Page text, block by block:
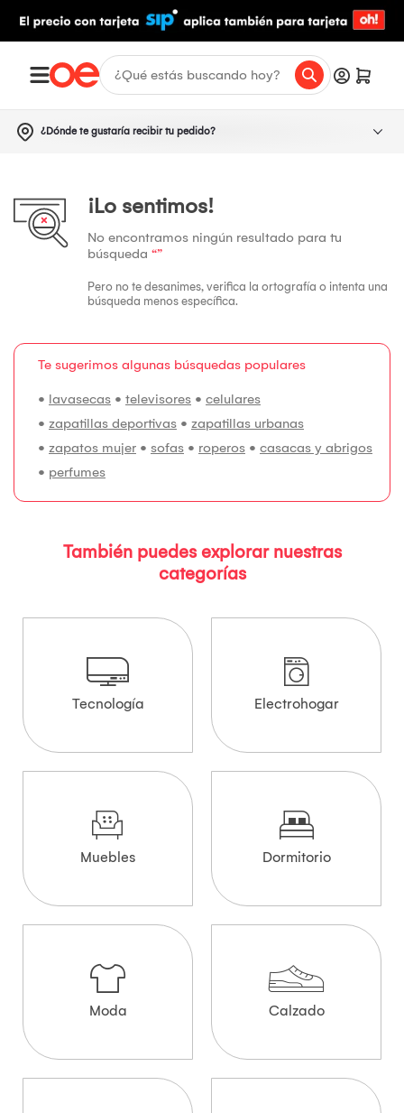
¿Dónde te gustaría recibir tu pedido?
¡Lo sentimos!
No encontramos ningún resultado para tu
búsqueda “”
Pero no te desanimes, verifica la ortografía o intenta una
búsqueda menos específica.
Te sugerimos algunas búsquedas populares
• lavasecas • televisores • celulares
• zapatillas deportivas • zapatillas urbanas
• zapatos mujer • sofas • roperos • casacas y abrigos
• perfumes
También puedes explorar nuestras
categorías
Tecnología Electrohogar
Muebles Dormitorio
Moda Calzado